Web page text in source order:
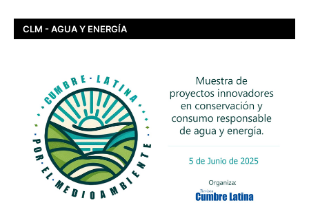
CLM - AGUA Y ENERGÍA